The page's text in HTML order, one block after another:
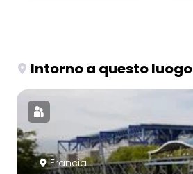
Intorno a questo luogo
Francia